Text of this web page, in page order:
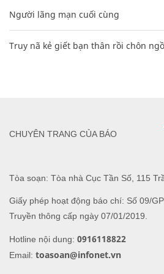
Người lãng mạn cuối cùng
Truy nã kẻ giết bạn thân rồi chôn
Tòa soạn: Tòa nhà Cục Tần Số, 115
Giấy phép hoạt động báo chí: Số 09/
Truyền thông cấp ngày 07/01/2019.
Hotline nội dung: 0916118822
Email: toasoan@infonet.vn
CHUYÊN TRANG CỦA BÁO